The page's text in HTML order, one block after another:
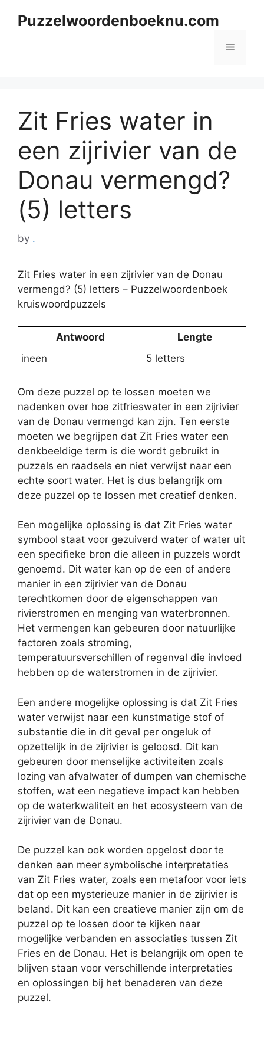
Puzzelwoordenboeknu.com
Menu
Zit Fries water in
een zijrivier van de
Donau vermengd?
(5) letters
by .
Zit Fries water in een zijrivier van de Donau
vermengd? (5) letters – Puzzelwoordenboek
kruiswoordpuzzels
Antwoord
Lengte
ineen
5 letters
Om deze puzzel op te lossen moeten we
nadenken over hoe zitfrieswater in een zijrivier
van de Donau vermengd kan zijn. Ten eerste
moeten we begrijpen dat Zit Fries water een
denkbeeldige term is die wordt gebruikt in
puzzels en raadsels en niet verwijst naar een
echte soort water. Het is dus belangrijk om
deze puzzel op te lossen met creatief denken.
Een mogelijke oplossing is dat Zit Fries water
symbool staat voor gezuiverd water of water uit
een specifieke bron die alleen in puzzels wordt
genoemd. Dit water kan op de een of andere
manier in een zijrivier van de Donau
terechtkomen door de eigenschappen van
rivierstromen en menging van waterbronnen.
Het vermengen kan gebeuren door natuurlijke
factoren zoals stroming,
temperatuursverschillen of regenval die invloed
hebben op de waterstromen in de zijrivier.
Een andere mogelijke oplossing is dat Zit Fries
water verwijst naar een kunstmatige stof of
substantie die in dit geval per ongeluk of
opzettelijk in de zijrivier is geloosd. Dit kan
gebeuren door menselijke activiteiten zoals
lozing van afvalwater of dumpen van chemische
stoffen, wat een negatieve impact kan hebben
op de waterkwaliteit en het ecosysteem van de
zijrivier van de Donau.
De puzzel kan ook worden opgelost door te
denken aan meer symbolische interpretaties
van Zit Fries water, zoals een metafoor voor iets
dat op een mysterieuze manier in de zijrivier is
beland. Dit kan een creatieve manier zijn om de
puzzel op te lossen door te kijken naar
mogelijke verbanden en associaties tussen Zit
Fries en de Donau. Het is belangrijk om open te
blijven staan voor verschillende interpretaties
en oplossingen bij het benaderen van deze
puzzel.